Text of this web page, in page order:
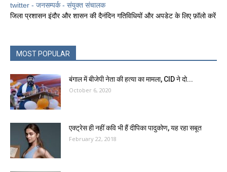
twitter - जनसम्पर्क - संयुक्त संचालक
जिला प्रशासन इंदौर और शासन की दैनंदिन गतिविधियों और अपडेट के लिए फ़ॉलो करें
MOST POPULAR
बंगाल में बीजेपी नेता की हत्या का मामला, CID ने दो...
October 6, 2020
एक्ट्रेस ही नहीं कवि भी हैं दीपिका पादुकोण, यह रहा सबूत
February 22, 2018